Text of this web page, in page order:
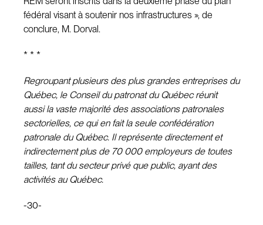
fédéral visant à soutenir nos infrastructures », de
conclure, M. Dorval.
* * *
Regroupant plusieurs des plus grandes entreprises du
Québec, le Conseil du patronat du Québec réunit
aussi la vaste majorité des associations patronales
sectorielles, ce qui en fait la seule confédération
patronale du Québec. Il représente directement et
indirectement plus de 70 000 employeurs de toutes
tailles, tant du secteur privé que public, ayant des
activités au Québec.
-30-